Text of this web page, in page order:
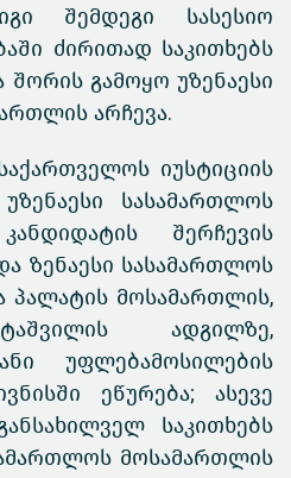
შემდეგი სასესიო
ძირითად საკითხებს
გამოყო უზენაესი
არჩევა.
იუსტიციის
სასამართლოს
შერჩევის
ზენაესი სასამართლოს
პალატის მოსამართლის,
ადგილზე,
უფლებამოსილების
ეწურება; ასევე
საკითხებს
მოსამართლის